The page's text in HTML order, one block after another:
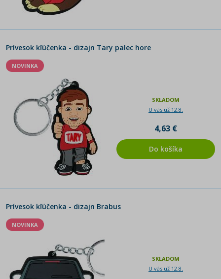
Prívesok kľúčenka - dizajn Tary palec hore
NOVINKA
SKLADOM
U vás už 12.8.
4,63 €
Do košíka
Prívesok kľúčenka - dizajn Brabus
NOVINKA
SKLADOM
U vás už 12.8.